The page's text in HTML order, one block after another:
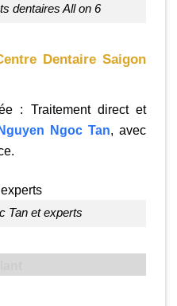
dentaires All on 6
Dentaire Saigon
: Traitement direct et
Ngoc Tan, avec
Tan et experts